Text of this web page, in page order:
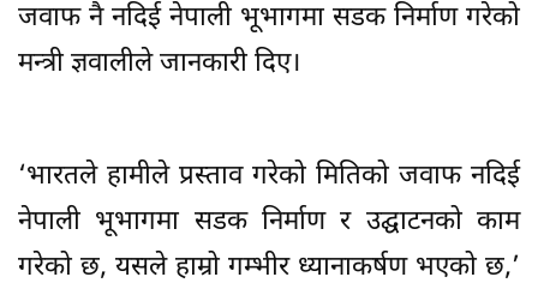
जवाफ नै नदिई नेपाली भूभागमा सडक निर्माण गरेको
मन्त्री ज्ञवालीले जानकारी दिए।
‘भारतले हामीले प्रस्ताव गरेको मितिको जवाफ नदिई
नेपाली भूभागमा सडक निर्माण र उद्घाटनको काम
गरेको छ, यसले हाम्रो गम्भीर ध्यानाकर्षण भएको छ,’